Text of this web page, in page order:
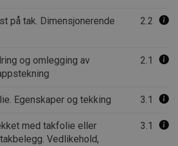
på tak. Dimensjonerende
2.2
og omlegging av
2.1
Egenskaper og tekking 3.1
med takfolie eller
Vedlikehold,
3.1